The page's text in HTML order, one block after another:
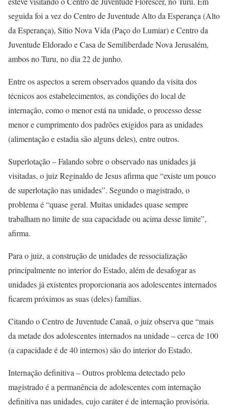
seguida foi a vez do Centro de Juventude Alto da Esperança (Alto
da Esperança), Sítio Nova Vida (Paço do Lumiar) e Centro da
Juventude Eldorado e Casa de Semiliberdade Nova Jerusalém,
ambos no Turu, no dia 22 de junho.
Entre os aspectos a serem observados quando da visita dos
técnicos aos estabelecimentos, as condições do local de
internação, como o menor está na unidade, o processo desse
menor e cumprimento dos padrões exigidos para as unidades
(alimentação e estadia são alguns deles), entre outros.
Superlotação – Falando sobre o observado nas unidades já
visitadas, o juiz Reginaldo de Jesus afirma que “existe um pouco
de superlotação nas unidades”. Segundo o magistrado, o
problema é “quase geral. Muitas unidades quase sempre
trabalham no limite de sua capacidade ou acima desse limite”,
afirma.
Para o juiz, a construção de unidades de ressocialização
principalmente no interior do Estado, além de desafogar as
unidades já existentes proporcionaria aos adolescentes internados
ficarem próximos as suas (deles) famílias.
Citando o Centro de Juventude Canaã, o juiz observa que “mais
da metade dos adolescentes internados na unidade – cerca de 100
(a capacidade é de 40 internos) são do interior do Estado.
Internação definitiva – Outros problema detectado pelo
magistrado é a permanência de adolescentes com internação
definitiva nas unidades, cujo caráter é de internação provisória.